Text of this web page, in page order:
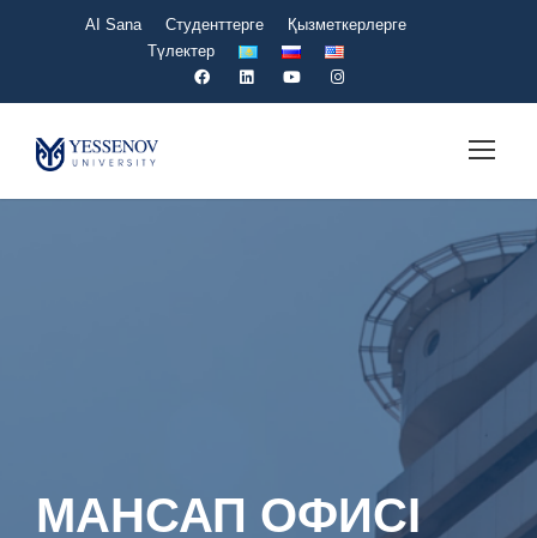
AI Sana Студенттерге
Қызметкерлерге
Түлектер
МАНСАП ОФИСІ